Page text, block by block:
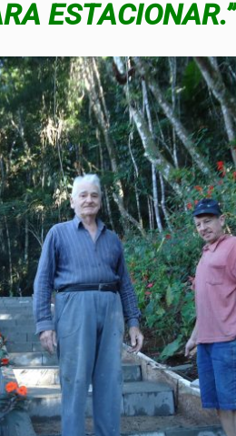
ESTACIONAR.”